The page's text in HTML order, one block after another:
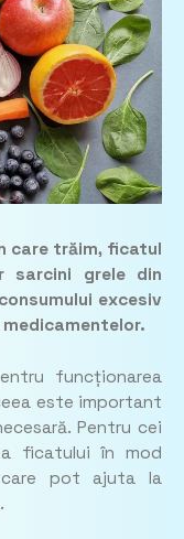
care trăim, ficatul
sarcini grele din
excesiv
funcționarea
este important
Pentru cei
ficatului în mod
care pot ajuta la